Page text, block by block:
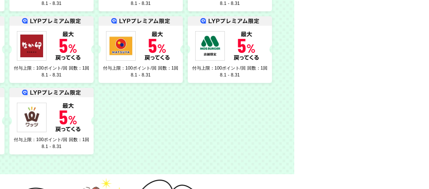
8.1 - 8.31
8.1 - 8.31
8.1 - 8.31
付与上限：100ポイント/回 回数：1回
8.1 - 8.31
付与上限：100ポイント/回 回数：1回
8.1 - 8.31
付与上限：100ポイント/回 回数：1回
8.1 - 8.31
付与上限：100ポイント/回 回数：1回
8.1 - 8.31